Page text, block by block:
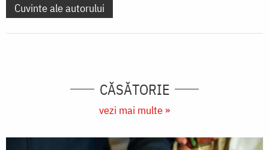
Cuvinte ale autorului
CĂSĂTORIE
vezi mai multe »